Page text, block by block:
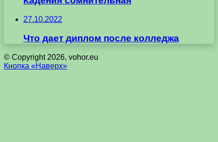
27.10.2022
Что дает диплом после колледжа
© Copyright 2026, vohor.eu
Кнопка «Наверх»